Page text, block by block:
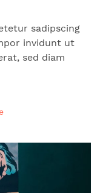
sadipscing
invidunt ut
sed diam